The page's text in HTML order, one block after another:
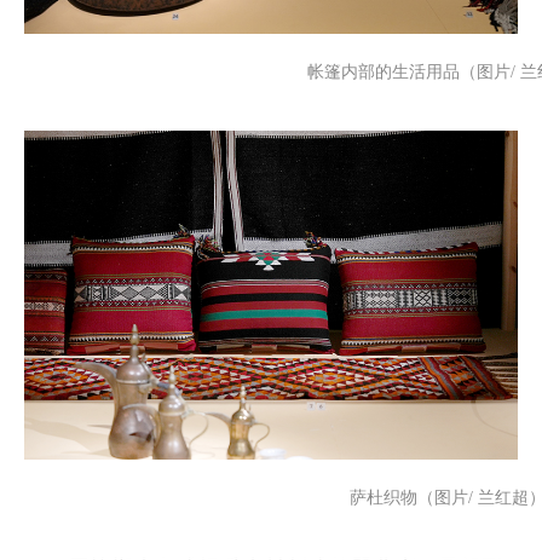
帐篷内部的生活用品（图片/ 兰
萨杜织物（图片/ 兰红超